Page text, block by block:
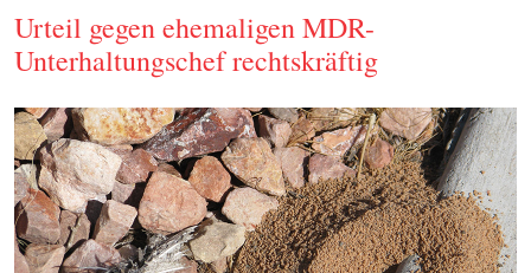
Urteil gegen ehemaligen MDR-
Unterhaltungschef rechtskräftig